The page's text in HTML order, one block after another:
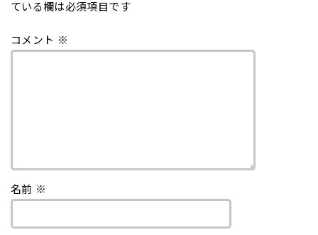
ている欄は必須項目です
コメント ※
名前 ※